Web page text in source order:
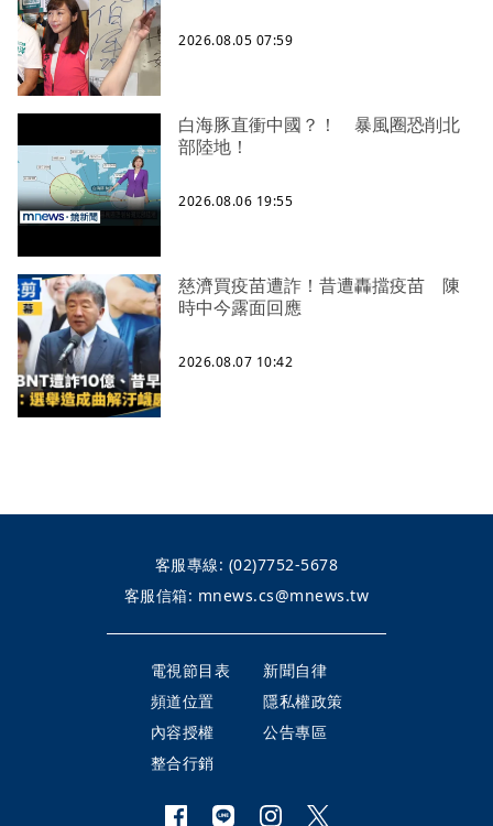
2026.08.05 07:59
白海豚直衝中國？！ 暴風圈恐削北
部陸地！
2026.08.06 19:55
慈濟買疫苗遭詐！昔遭轟擋疫苗 陳
時中今露面回應
2026.08.07 10:42
客服專線: (02)7752-5678
客服信箱: mnews.cs@mnews.tw
電視節目表
新聞自律
頻道位置
隱私權政策
內容授權
公告專區
整合行銷